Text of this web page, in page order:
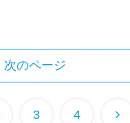
次のページ
3 4